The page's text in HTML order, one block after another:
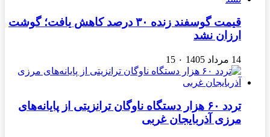
قیمت گوسفند زنده ۳۰ درصد کاهش یافت؛ گوشت
ارزان نشد
14 مرداد 1405 ۰ 15
تردد ۶۰ هزار دستگاه ناوگان ترانزیتی از پایانه‌های
مرزی آذربایجان ‌غربی